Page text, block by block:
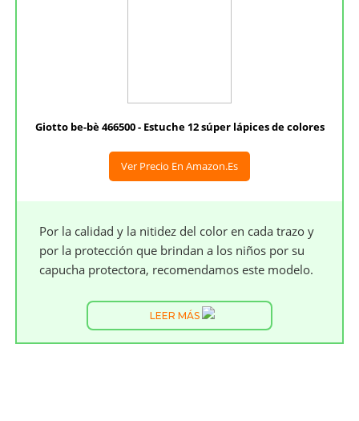
Giotto be-bè 466500 - Estuche 12 súper lápices de colores
Ver Precio En Amazon.es
Por la calidad y la nitidez del color en cada trazo y
por la protección que brindan a los niños por su
capucha protectora, recomendamos este modelo.
LEER MÁS